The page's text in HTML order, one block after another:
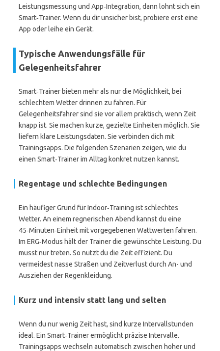
Leistungsmessung und App‑Integration, dann lohnt sich ein
Smart‑Trainer. Wenn du dir unsicher bist, probiere erst eine
App oder leihe ein Gerät.
Typische Anwendungsfälle für
Gelegenheitsfahrer
Smart‑Trainer bieten mehr als nur die Möglichkeit, bei
schlechtem Wetter drinnen zu fahren. Für
Gelegenheitsfahrer sind sie vor allem praktisch, wenn Zeit
knapp ist. Sie machen kurze, gezielte Einheiten möglich. Sie
liefern klare Leistungsdaten. Sie verbinden dich mit
Trainingsapps. Die folgenden Szenarien zeigen, wie du
einen Smart‑Trainer im Alltag konkret nutzen kannst.
Regentage und schlechte Bedingungen
Ein häufiger Grund für Indoor‑Training ist schlechtes
Wetter. An einem regnerischen Abend kannst du eine
45‑Minuten‑Einheit mit vorgegebenen Wattwerten fahren.
Im ERG‑Modus hält der Trainer die gewünschte Leistung. Du
musst nur treten. So nutzt du die Zeit effizient. Du
vermeidest nasse Straßen und Zeitverlust durch An- und
Ausziehen der Regenkleidung.
Kurz und intensiv statt lang und selten
Wenn du nur wenig Zeit hast, sind kurze Intervallstunden
ideal. Ein Smart‑Trainer ermöglicht präzise Intervalle.
Trainingsapps wechseln automatisch zwischen hoher und